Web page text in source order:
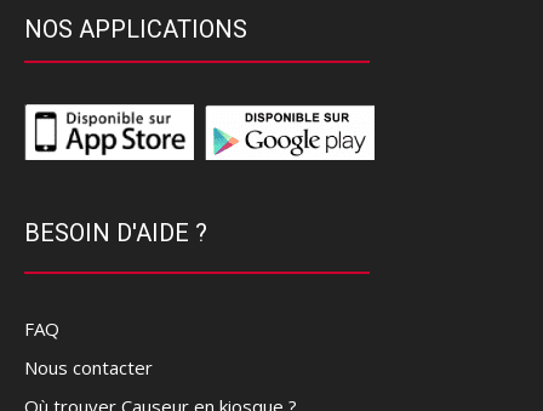
NOS APPLICATIONS
BESOIN D'AIDE ?
FAQ
Nous contacter
Où trouver Causeur en kiosque ?